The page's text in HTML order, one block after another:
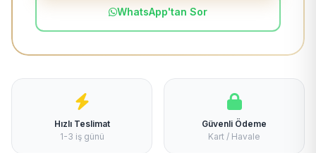
WhatsApp'tan Sor
Hızlı Teslimat
1-3 iş günü
Güvenli Ödeme
Kart / Havale